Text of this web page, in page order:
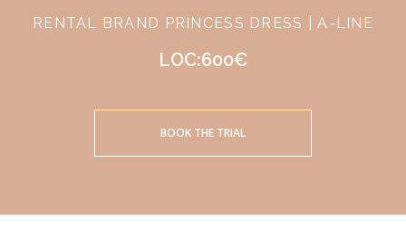
RENTAL BRAND PRINCESS DRESS | A-LINE
LOC:600€
BOOK THE TRIAL